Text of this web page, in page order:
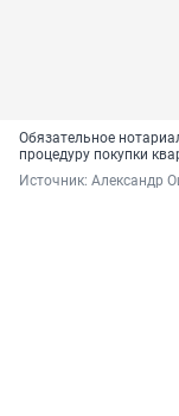
Обязательное
процедуру покупки
Источник: Александр